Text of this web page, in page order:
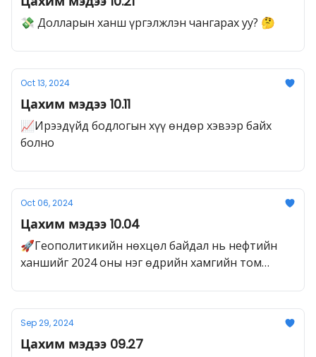
💸 Долларын ханш үргэлжлэн чангарах уу? 🤔
Oct 13, 2024
Цахим мэдээ 10.11
📈Ирээдүйд бодлогын хүү өндөр хэвээр байх
болно
Oct 06, 2024
Цахим мэдээ 10.04
🚀Геополитикийн нөхцөл байдал нь нефтийн
ханшийг 2024 оны нэг өдрийн хамгийн том
Sep 29, 2024
Цахим мэдээ 09.27